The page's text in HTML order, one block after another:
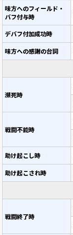
味方へのフィールド・
バフ付与時
デバフ付加成功時
味方への感謝の台詞
瀕死時
戦闘不能時
助け起こし時
助け起こされ時
戦闘終了時